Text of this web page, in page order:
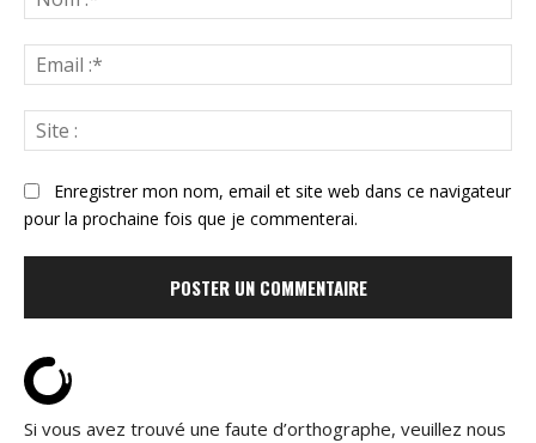
:*
:*
:
Enregistrer mon nom, email et site web dans ce navigateur
pour la prochaine fois que je commenterai.
Si vous avez trouvé une faute d’orthographe, veuillez nous